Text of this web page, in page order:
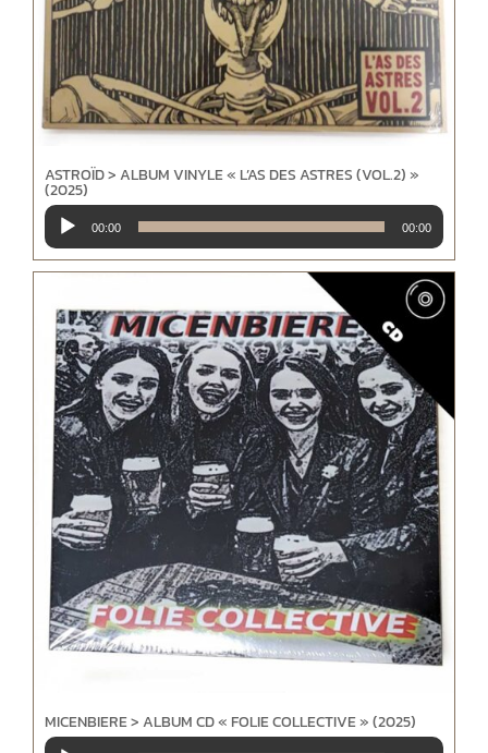
ASTROÏD > ALBUM VINYLE « L’AS DES ASTRES (VOL.2) »
(2025)
Lecteur
audio
00:00 00:00
MICENBIERE > ALBUM CD « FOLIE COLLECTIVE » (2025)